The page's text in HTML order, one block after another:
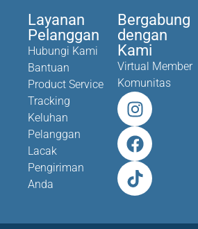
Layanan
Pelanggan
Hubungi Kami
Bantuan
Product Service
Tracking
Keluhan
Pelanggan
Lacak
Pengiriman
Anda
Bergabung
dengan
Kami
Virtual Member
Komunitas